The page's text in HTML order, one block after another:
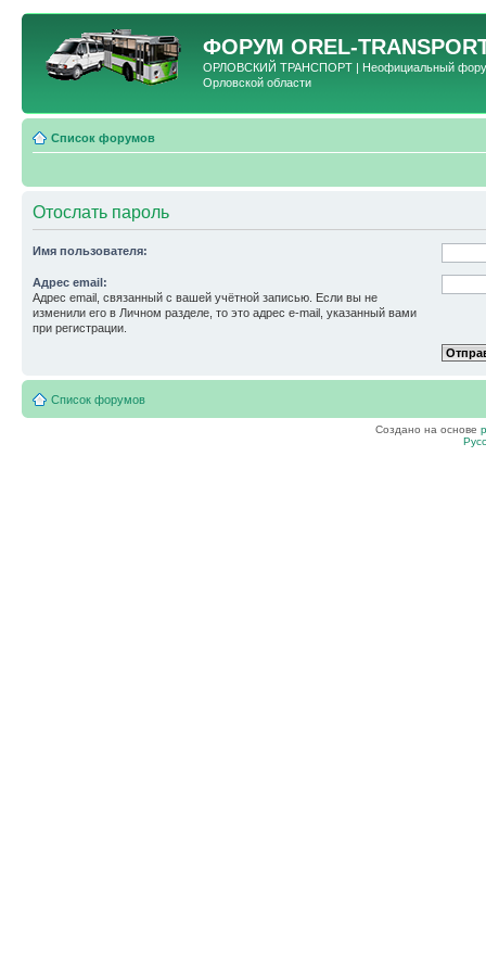
ФОРУМ OREL-
ОРЛОВСКИЙ ТРАНСПОРТ | Неофициальный форум
Орловской области
Список форумов
Отослать пароль
Имя пользователя:
Адрес email:
Адрес email, связанный с вашей учётной записью. Если вы не
изменили его в Личном разделе, то это адрес e-mail, указанный вами
при регистрации.
Список форумов
Создано на основе